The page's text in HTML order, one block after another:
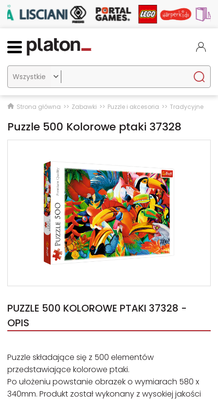

Strona główna Zabawki Puzzle i akcesoria Tradycyjne
Puzzle 500 Kolorowe ptaki 37328
PUZZLE 500 KOLOROWE PTAKI 37328 -
OPIS
Puzzle składające się z 500 elementów
przedstawiające kolorowe ptaki.
Po ułożeniu powstanie obrazek o wymiarach 580 x
340mm. Produkt został wykonany z wysokiej jakości